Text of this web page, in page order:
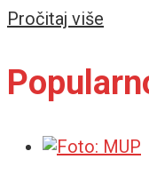
Pročitaj više